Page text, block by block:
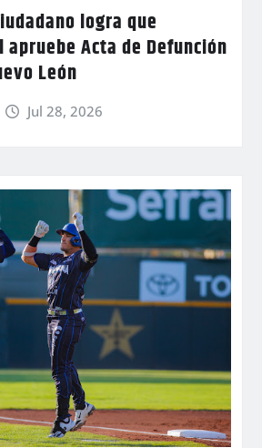
logra que
apruebe Acta de Defunción
León
Jul 28, 2026